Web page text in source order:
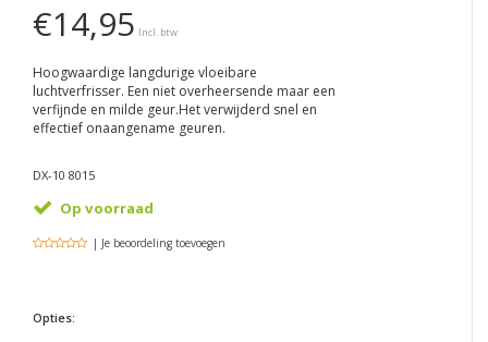
€14,95 Incl. btw
Hoogwaardige langdurige vloeibare
luchtverfrisser. Een niet overheersende maar een
verfijnde en milde geur.Het verwijderd snel en
effectief onaangename geuren.
DX-10 8015
Op voorraad
| Je beoordeling toevoegen
Opties: